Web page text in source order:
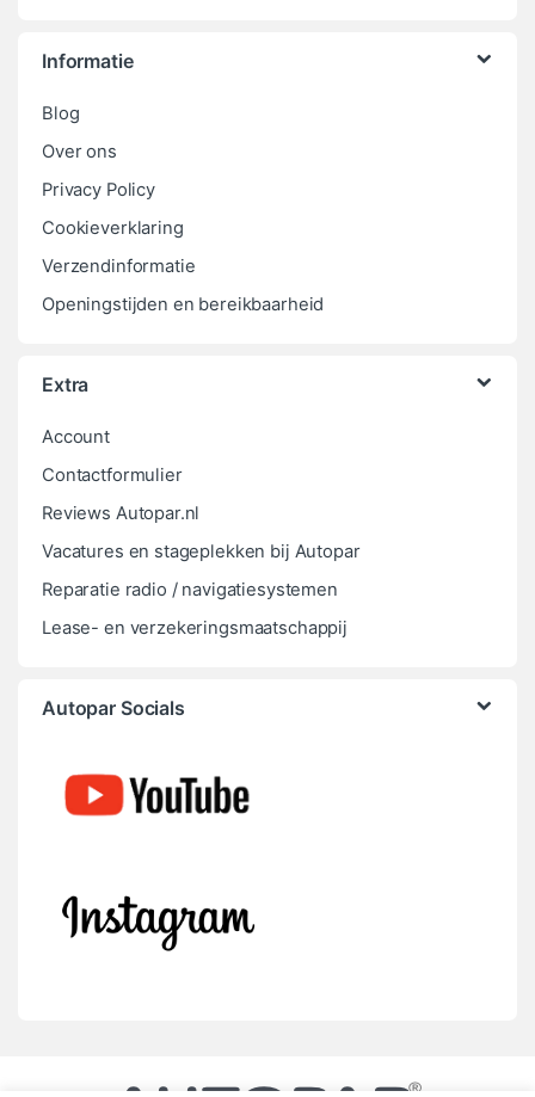
Informatie
Blog
Over ons
Privacy Policy
Cookieverklaring
Verzendinformatie
Openingstijden en bereikbaarheid
Extra
Account
Contactformulier
Reviews Autopar.nl
Vacatures en stageplekken bij Autopar
Reparatie radio / navigatiesystemen
Lease- en verzekeringsmaatschappij
Autopar Socials